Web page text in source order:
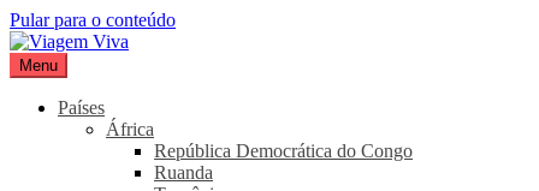
Pular para o conteúdo
Viagem Viva
Seu portal de turismo sustentável
Menu
Países
África
República Democrática do Congo
Ruanda